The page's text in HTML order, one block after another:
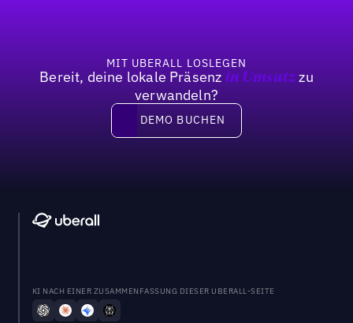
MIT UBERALL LOSLEGEN
Bereit, deine lokale Präsenz in Umsatzzu
verwandeln?
DEMO BUCHEN
DEMO BUCHEN
KI NACH EINER ZUSAMMENFASSUNG DIESER UBERALL-SEITE